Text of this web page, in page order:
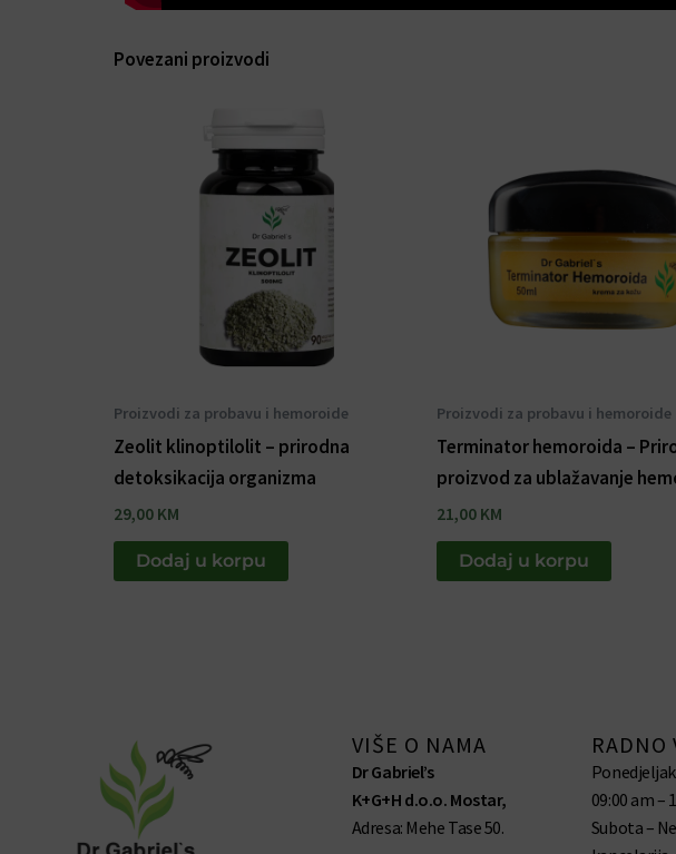
Povezani proizvodi
Proizvodi za probavu i hemoroide
Zeolit klinoptilolit – prirodna
detoksikacija organizma
29,00 KM
Dodaj u korpu
Proizvodi za probavu i hemoroide
Terminator hemoroida –
proizvod za ublažavanje
21,00 KM
Dodaj u korpu
VIŠE O NAMA
Dr Gabriel’s
K+G+H d.o.o. Mostar,
Adresa: Mehe Tase 50.
RADNO
09:00 am –
Subota